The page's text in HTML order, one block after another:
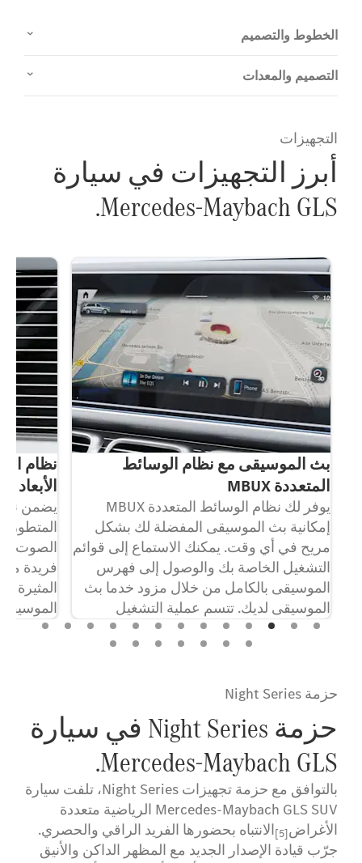
الخطوط والتصميم
التصميم والمعدات
التجهيزات
أبرز التجهيزات في سيارة
Mercedes-Maybach GLS.
بث الموسيقى مع نظام الوسائط
المتعددة MBUX
يوفر لك نظام الوسائط المتعددة MBUX
إمكانية بث الموسيقى المفضلة لك بشكل
مريح في أي وقت. يمكنك الاستماع إلى قوائم
التشغيل الخاصة بك والوصول إلى فهرس
الموسيقى بالكامل من خلال مزود خدما بث
الموسيقى لديك. تتسم عملية التشغيل
بالراحة التامة، على سبيل المثال باستخدام
مساعد الصوت مع نظام الوسائط المتعددة
نظام
الأبعاد ®Burmester
يضمن
المتطور ®Burmester
الصوت
فريدة من
المثيرة
بجسمك
حزمة Night Series
حزمة Night Series في سيارة
Mercedes-Maybach GLS.
بالتوافق مع حزمة تجهيزات Night Series، تلفت سيارة
Mercedes-Maybach GLS SUV الرياضية متعددة
الأغراض[5]
الانتباه بحضورها الفريد الراقي والحصري.
جرّب قيادة الإصدار الجديد مع المظهر الداكن والأنيق